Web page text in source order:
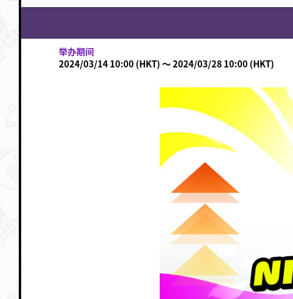
举办期间
2024/03/14 10:00 (HKT) ～ 2024/03/28 10:00 (HKT)